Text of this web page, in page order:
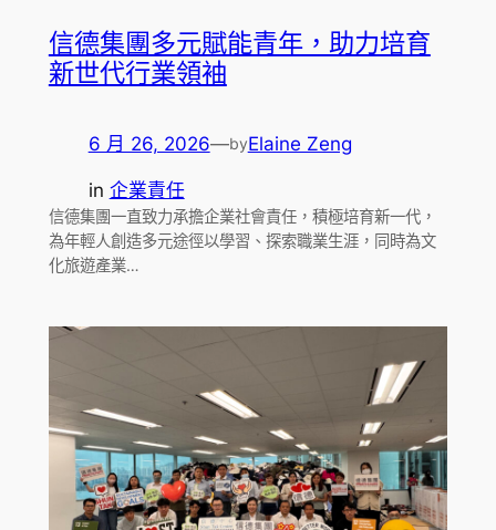
信德集團多元賦能青年，助力培育
新世代行業領袖
6 月 26, 2026—byElaine Zeng
in 企業責任
信德集團一直致力承擔企業社會責任，積極培育新一代，
為年輕人創造多元途徑以學習、探索職業生涯，同時為文
化旅遊產業…